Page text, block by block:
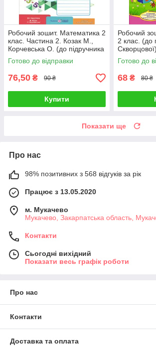
Робочий зошит. Математика 2
клас. Частина 2. Козак М.,
Корчевська О. (до підручника
Козак, Корчевська)
Готово до відправки
76,50 ₴ 90 ₴
Купити
Робочий
2 клас. (до
Скворцової)
Готово до
68 ₴ 80 ₴
Показати ще
Про нас
98% позитивних з 568 відгуків за рік
Працює з 13.05.2020
м. Мукачево
Мукачево, Закарпатська область,
Контакти
Сьогодні вихідний
Показати весь графік роботи
Про нас
Контакти
Доставка та оплата